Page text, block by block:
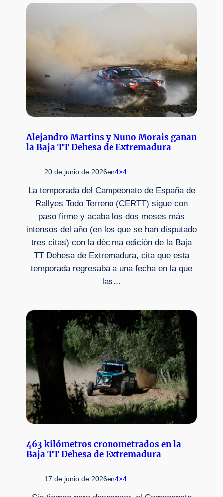
Alejandro Martins y Nuno Morais ganan
la Baja TT Dehesa de Extremadura
20 de junio de 2026en4×4
La temporada del Campeonato de España de
Rallyes Todo Terreno (CERTT) sigue con
paso firme y acaba los dos meses más
intensos del año (en los que se han disputado
tres citas) con la décima edición de la Baja
TT Dehesa de Extremadura, cita que esta
temporada regresaba a una fecha en la que
las…
463 kilómetros cronometrados en la
Baja TT Dehesa de Extremadura
17 de junio de 2026en4×4